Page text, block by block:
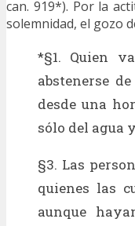
can. 919*). Por la
solemnidad, el gozo
*§1. Quien
abstenerse
desde una
sólo del agua
§3. Las
quienes las
aunque